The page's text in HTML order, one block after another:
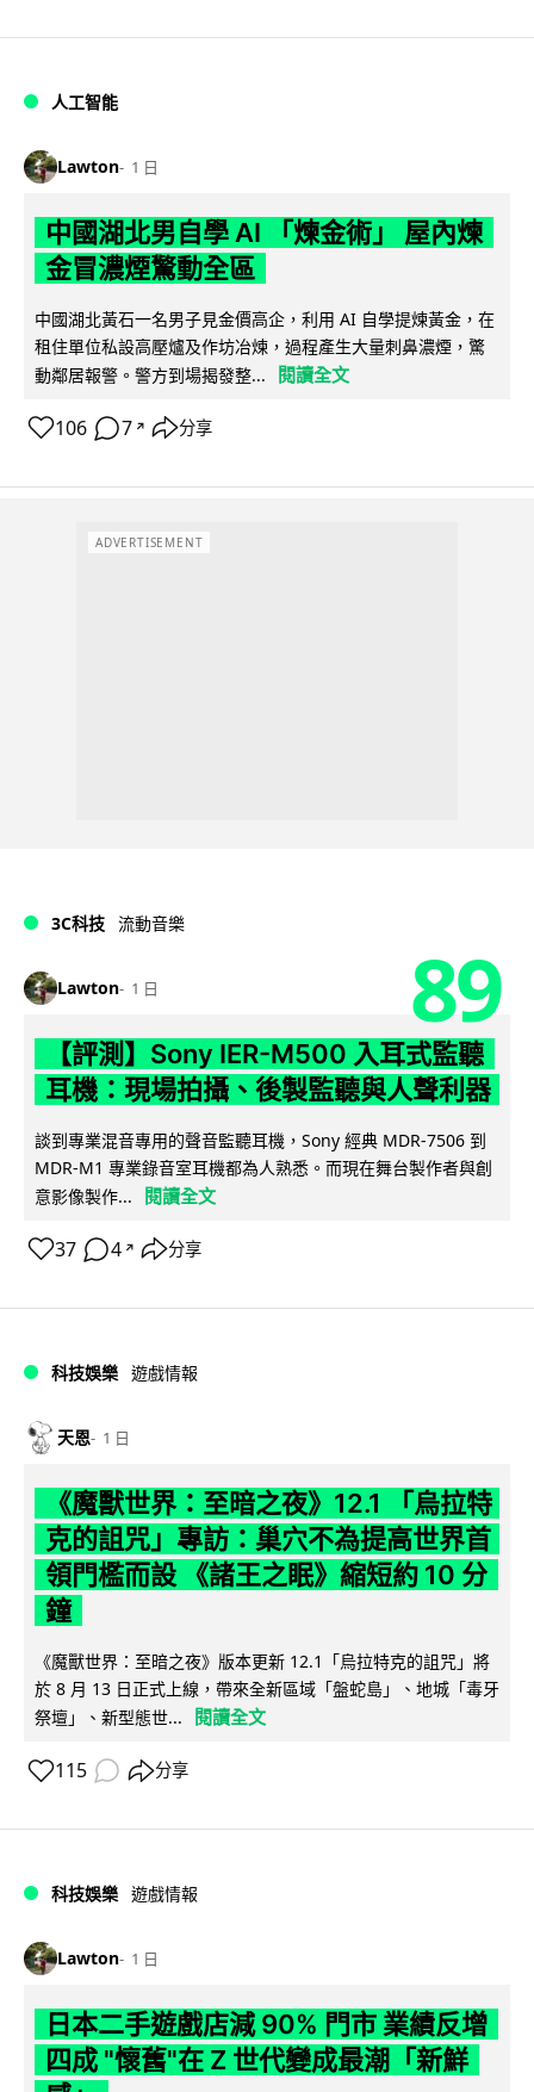
人工智能
Lawton 1 日
中國湖北男自學 AI 「煉金術」 屋內煉
金冒濃煙驚動全區
中國湖北黃石一名男子見金價高企，利用 AI 自學提煉黃金，在
租住單位私設高壓爐及作坊冶煉，過程產生大量刺鼻濃煙，驚
動鄰居報警。警方到場揭發整...
閱讀全文
106 7 ↗ 分享
ADVERTISEMENT
3C科技 流動音樂
Lawton 1 日 89
【評測】Sony IER-M500 入耳式監聽
耳機：現場拍攝、後製監聽與人聲利器
談到專業混音專用的聲音監聽耳機，Sony 經典 MDR-7506 到
MDR-M1 專業錄音室耳機都為人熟悉。而現在舞台製作者與創
意影像製作...
閱讀全文
37 4 ↗ 分享
科技娛樂 遊戲情報
天恩 1 日
《魔獸世界：至暗之夜》12.1 「烏拉特
克的詛咒」專訪：巢穴不為提高世界首
領門檻而設 《諸王之眠》縮短約 10 分
鐘
《魔獸世界：至暗之夜》版本更新 12.1「烏拉特克的詛咒」將
於 8 月 13 日正式上線，帶來全新區域「盤蛇島」、地城「毒牙
祭壇」、新型態世...
閱讀全文
115 分享
科技娛樂 遊戲情報
Lawton 1 日
日本二手遊戲店減 90% 門市 業績反增
四成 "懷舊"在 Z 世代變成最潮「新鮮